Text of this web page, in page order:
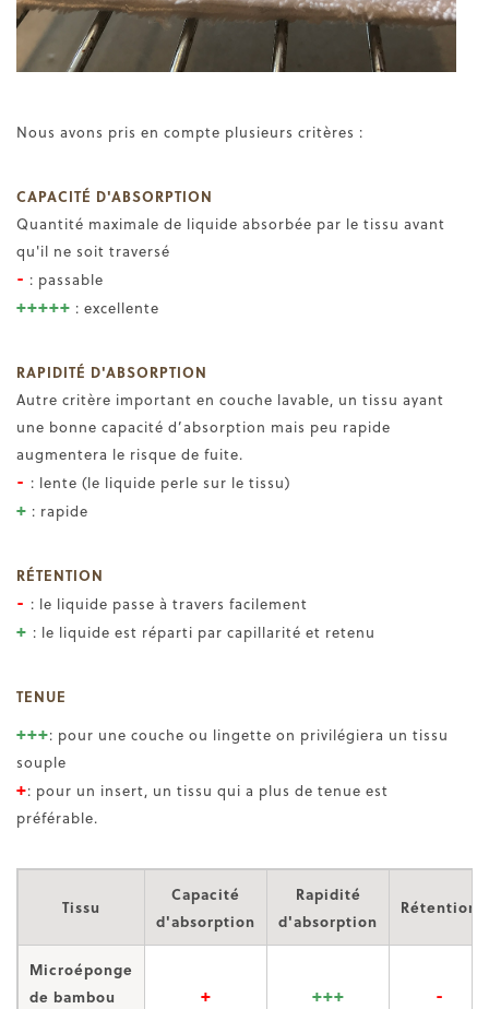
Nous avons pris en compte plusieurs critères :
CAPACITÉ D'ABSORPTION
Quantité maximale de liquide absorbée par le tissu avant
qu'il ne soit traversé
- : passable
+++++ : excellente
RAPIDITÉ D'ABSORPTION
Autre critère important en couche lavable, un tissu ayant
une bonne capacité d’absorption mais peu rapide
augmentera le risque de fuite.
- : lente (le liquide perle sur le tissu)
+ : rapide
RÉTENTION
- : le liquide passe à travers facilement
+ : le liquide est réparti par capillarité et retenu
TENUE
+++: pour une couche ou lingette on privilégiera un tissu
souple
+: pour un insert, un tissu qui a plus de tenue est
préférable.
Tissu
Capacité
d'absorption
Rapidité
d'absorption
Rétention
Microéponge
de bambou
+ +++ -